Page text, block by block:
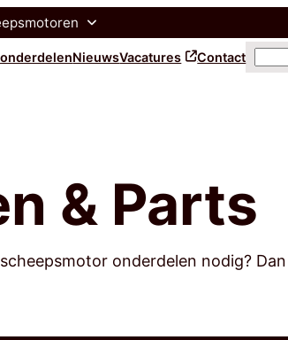
NieuwsVacatures Contact
& Parts
onderdelen nodig?